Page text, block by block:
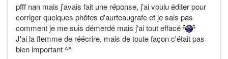
pfff nan mais j'avais fait une réponse, j'ai voulu éditer pour
corriger quelques phôtes d'aurteaugrafe et je sais pas
comment je me suis démerdé mais j'ai tout effacé
J'ai la flemme de réécrire, mais de toute façon c'était pas
bien important ^^